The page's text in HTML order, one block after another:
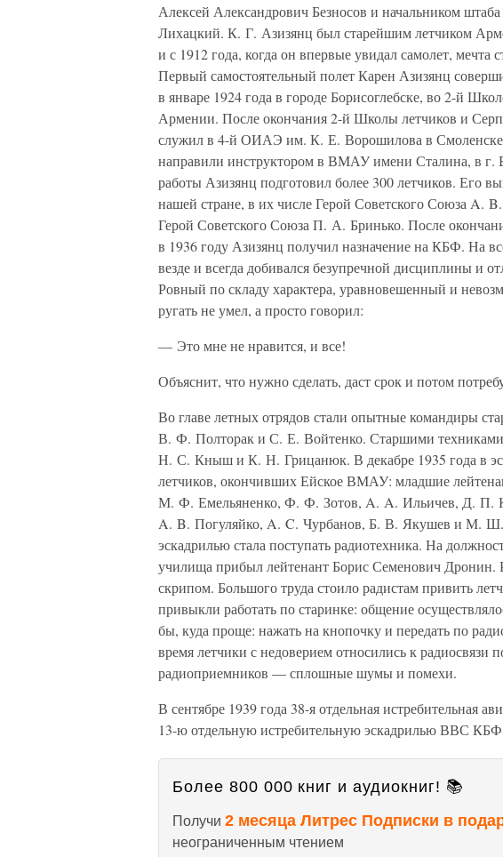
Алексей Александрович Безносов и начальником
Лихацкий. К. Г. Азизянц был старейшим летчиком
и с 1912 года, когда он впервые увидал самолет, мечта
Первый самостоятельный полет Карен Азизянц
в январе 1924 года в городе Борисоглебске, во 2-й
Армении. После окончания 2-й Школы летчиков и
служил в 4-й ОИАЭ им. К. Е. Ворошилова в
направили инструктором в ВМАУ имени Сталина, в г.
работы Азизянц подготовил более 300 летчиков. Его
нашей стране, в их числе Герой Советского Союза A.
Герой Советского Союза П. А. Бринько. После
в 1936 году Азизянц получил назначение на КБФ. На
везде и всегда добивался безупречной дисциплины и
Ровный по складу характера, уравновешенный и
ругать не умел, а просто говорил:
— Это мне не нравится, и все!
Объяснит, что нужно сделать, даст срок и потом
Во главе летных отрядов стали опытные командиры
В. Ф. Полторак и С. Е. Войтенко. Старшими
Н. С. Кныш и К. Н. Грицанюк. В декабре 1935 года в
летчиков, окончивших Ейское ВМАУ: младшие
М. Ф. Емельяненко, Ф. Ф. Зотов, A. A. Ильичев, Д. П.
A. B. Погуляйко, A. C. Чурбанов, Б. В. Якушев и М. Ш.
эскадрилью стала поступать радиотехника. На
училища прибыл лейтенант Борис Семенович Дронин.
скрипом. Большого труда стоило радистам привить
привыкли работать по старинке: общение
бы, куда проще: нажать на кнопочку и передать по
время летчики с недоверием относились к радиосвязи
радиоприемников — сплошные шумы и помехи.
В сентябре 1939 года 38-я отдельная истребительная
13-ю отдельную истребительную эскадрилью ВВС
Более 800 000 книг и аудиокниг! 📚
Получи 2 месяца Литрес Подписки в
неограниченным чтением